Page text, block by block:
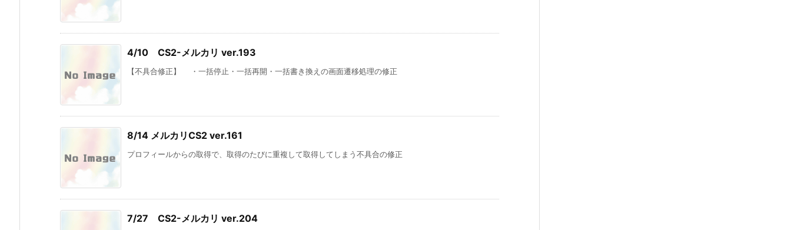
4/10 CS2-メルカリ ver.193
【不具合修正】 ・一括停止・一括再開・一括書き換えの画面遷移処理の修正
8/14 メルカリCS2 ver.161
プロフィールからの取得で、取得のたびに重複して取得してしまう不具合の修正
7/27 CS2-メルカリ ver.204